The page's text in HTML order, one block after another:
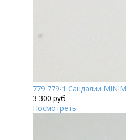
779 779-1 Сандалии
3 300 руб
Посмотреть